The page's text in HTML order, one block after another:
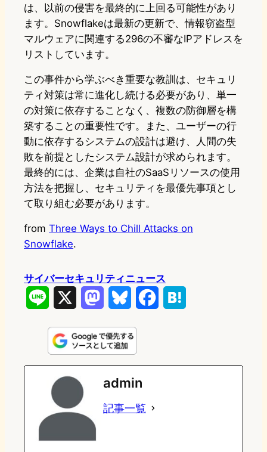
は、以前の侵害を最終的に上回る可能性があり
ます。Snowflakeは最新の更新で、情報窃盗型
マルウェアに関連する296の不審なIPアドレスを
リストしています。
この事件から学ぶべき重要な教訓は、セキュリ
ティ対策は常に進化し続ける必要があり、単一
の対策に依存することなく、複数の防御層を構
築することの重要性です。また、ユーザーの行
動に依存するシステムの設計は避け、人間の失
敗を前提としたシステム設計が求められます。
最終的には、企業は自社のSaaSリソースの使用
方法を把握し、セキュリティを最優先事項とし
て取り組む必要があります。
from Three Ways to Chill Attacks on
Snowflake.
サイバーセキュリティニュース
n
e
s
t
o
d
u
e
s
k
e
e
admin
記事一覧